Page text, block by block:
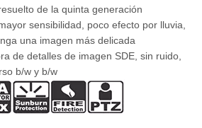
de la quinta generación
sensibilidad, poco efecto por lluvia,
una imagen más delicada
de detalles de imagen SDE, sin ruido,
b/w y b/w